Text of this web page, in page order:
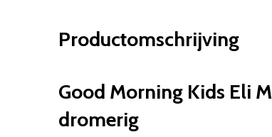
Productomschrijving
Good Morning Kids Eli
dromerig